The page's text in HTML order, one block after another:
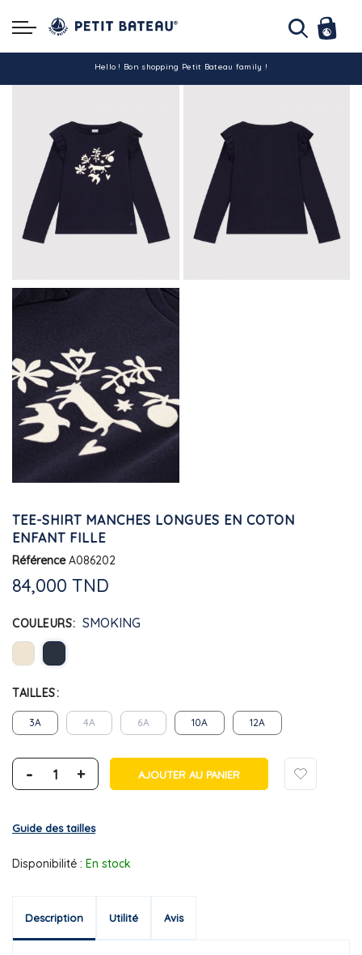
Hello ! Bon shopping Petit Bateau family !
La livraison est assurée partout en Tunisie !
-10% pour tout paiement par carte bancaire (hors promo)
TEE-SHIRT MANCHES LONGUES EN COTON
ENFANT FILLE
Référence A086202
84,000 TND
COULEURS SMOKING
TAILLES
3A 4A 6A 10A 12A
- + AJOUTER AU PANIER
Guide des tailles
Disponibilité : En stock
Description Utilité Avis